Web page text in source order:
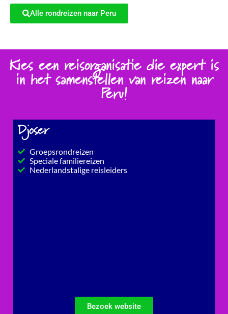
Alle rondreizen naar Peru
Kies een reisorganisatie die expert is
in het samenstellen van reizen naar
Peru!
Djoser
Groepsrondreizen
Speciale familiereizen
Nederlandstalige reisleiders
Bezoek website